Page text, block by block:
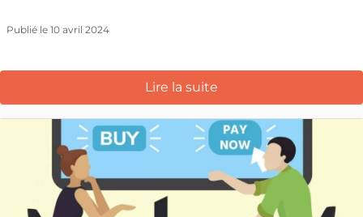
Publié le 10 avril 2024
Lire la suite